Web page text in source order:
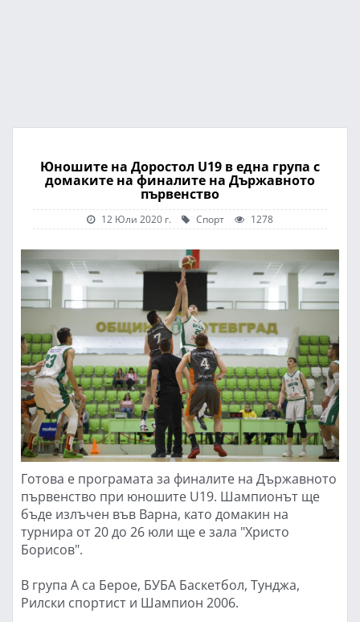
Юношите на Доростол U19 в една група с
домаките на финалите на Държавното
първенство
12 Юли 2020 г. Спорт 1278
Готова е програмата за финалите на Държавното
първенство при юношите U19. Шампионът ще
бъде излъчен във Варна, като домакин на
турнира от 20 до 26 юли ще е зала "Христо
Борисов".
В група А са Берое, БУБА Баскетбол, Тунджа,
Рилски спортист и Шампион 2006.